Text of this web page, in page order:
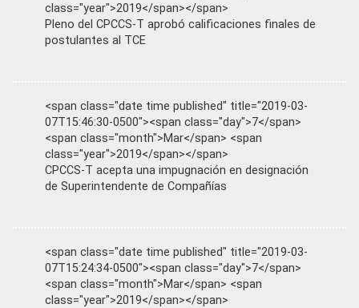
class="year">2019</span></span>
Pleno del CPCCS-T aprobó calificaciones finales de
postulantes al TCE
<span class="date time published" title="2019-03-
07T15:46:30-0500"><span class="day">7</span>
<span class="month">Mar</span> <span
class="year">2019</span></span>
CPCCS-T acepta una impugnación en designación
de Superintendente de Compañías
<span class="date time published" title="2019-03-
07T15:24:34-0500"><span class="day">7</span>
<span class="month">Mar</span> <span
class="year">2019</span></span>